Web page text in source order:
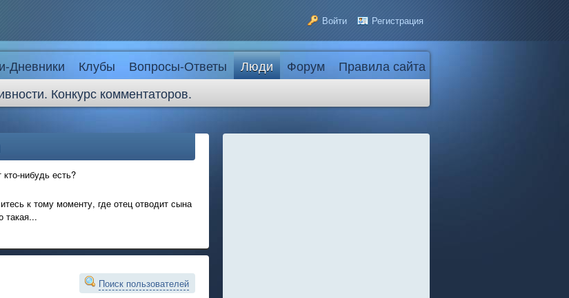
Войти Регистрация
Дневники Клубы Вопросы-Ответы Люди Форум
Правила сайта
Конкурс комментаторов.
нибудь есть?
к тому моменту, где отец отводит сына
такая...
Поиск пользователей